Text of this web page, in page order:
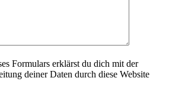
Formulars erklärst du dich mit der
deiner Daten durch diese Website